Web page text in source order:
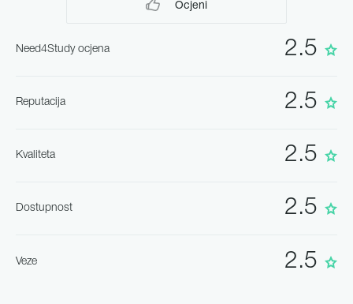
Оcjeni
2.5
Need4Study ocjena
2.5
Reputacija
2.5
Кvaliteta
2.5
Dostupnost
2.5
Veze